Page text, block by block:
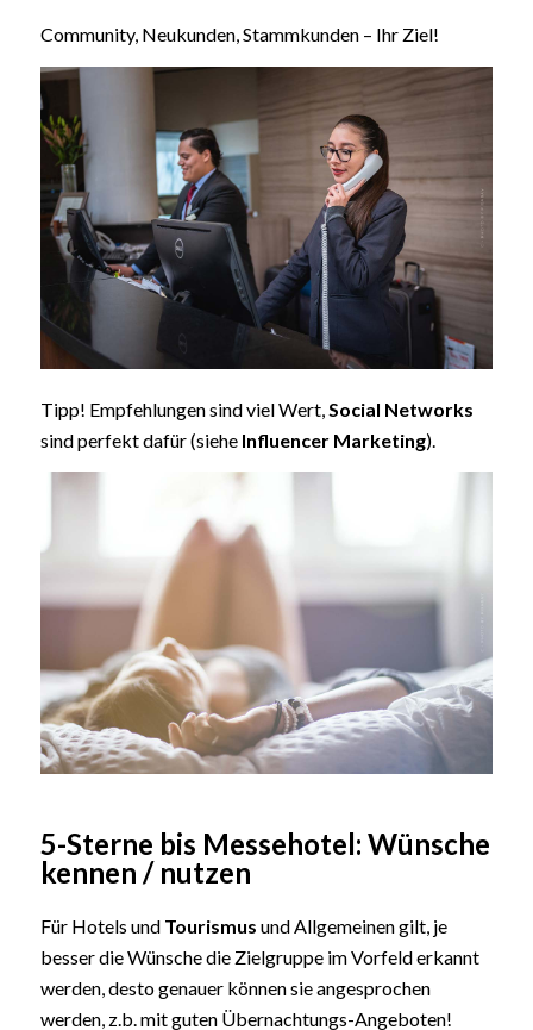
Community, Neukunden, Stammkunden – Ihr Ziel!
Tipp! Empfehlungen sind viel Wert, Social Networks
sind perfekt dafür (siehe Influencer Marketing).
5-Sterne bis Messehotel: Wünsche
kennen / nutzen
Für Hotels und Tourismus und Allgemeinen gilt, je
besser die Wünsche die Zielgruppe im Vorfeld erkannt
werden, desto genauer können sie angesprochen
werden, z.b. mit guten Übernachtungs-Angeboten!